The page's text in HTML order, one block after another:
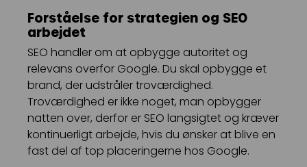
Forståelse for strategien og SEO
arbejdet
SEO handler om at opbygge autoritet og
relevans overfor Google. Du skal opbygge et
brand, der udstråler troværdighed.
Troværdighed er ikke noget, man opbygger
natten over, derfor er SEO langsigtet og kræver
kontinuerligt arbejde, hvis du ønsker at blive en
fast del af top placeringerne hos Google.